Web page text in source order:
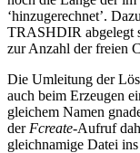
‘hinzugerechnet’.
TRASHDIR abgelegt
zur Anzahl der freien
Die Umleitung der
auch beim Erzeugen
gleichem Namen
der Fcreate-Aufruf
gleichnamige Datei